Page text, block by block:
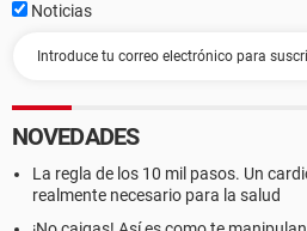
Noticias
NOVEDADES
La regla de los 10 mil pasos. Un
realmente necesario para la salud